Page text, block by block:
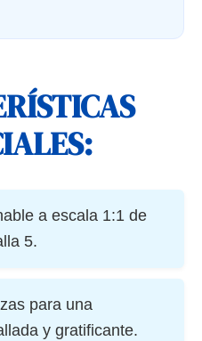
a escala 1:1 de
5.
para una
y gratificante.